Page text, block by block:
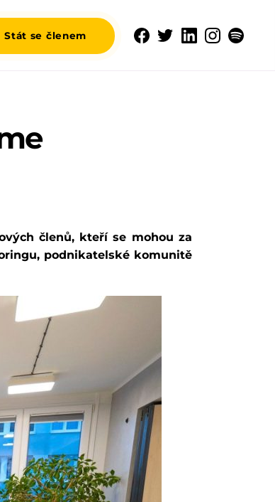
Stát se členem
členů, kteří se mohou za
podnikatelské komunitě